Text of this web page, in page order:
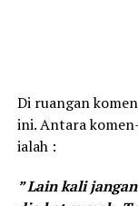
Di ruangan
ini. Antara
ialah :
” Lain kali